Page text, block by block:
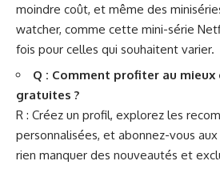
moindre coût, et même des
watcher, comme cette mini-série
fois pour celles qui souhaitent varier.
Q : Comment profiter au
gratuites ?
R : Créez un profil, explorez les
personnalisées, et abonnez-vous
rien manquer des nouveautés et